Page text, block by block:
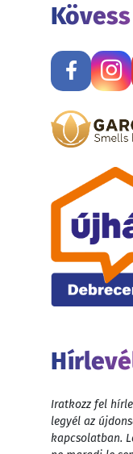
Iratkozz fel
legyél az
kapcsolatban.